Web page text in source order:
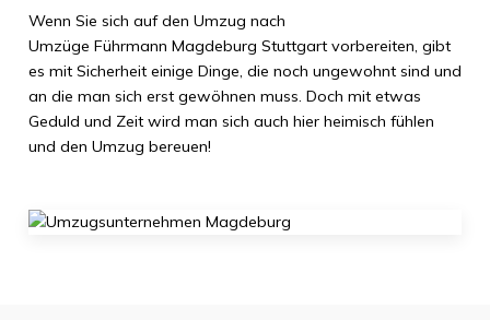
Wenn Sie sich auf den Umzug nach
Umzüge Führmann Magdeburg Stuttgartvorbereiten, gibt
es mit Sicherheit einige Dinge, die noch ungewohnt sind und
an die man sich erst gewöhnen muss. Doch mit etwas
Geduld und Zeit wird man sich auch hier heimisch fühlen
und den Umzug bereuen!